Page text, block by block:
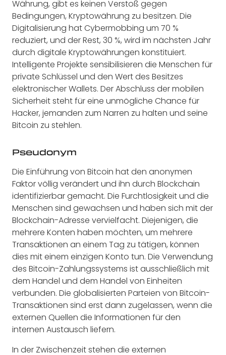
Währung, gibt es keinen Verstoß gegen
Bedingungen, Kryptowährung zu besitzen. Die
Digitalisierung hat Cybermobbing um 70 %
reduziert, und der Rest, 30 %, wird im nächsten Jahr
durch digitale Kryptowährungen konstituiert.
Intelligente Projekte sensibilisieren die Menschen für
private Schlüssel und den Wert des Besitzes
elektronischer Wallets. Der Abschluss der mobilen
Sicherheit steht für eine unmögliche Chance für
Hacker, jemanden zum Narren zu halten und seine
Bitcoin zu stehlen.
Pseudonym
Die Einführung von Bitcoin hat den anonymen
Faktor völlig verändert und ihn durch Blockchain
identifizierbar gemacht. Die Furchtlosigkeit und die
Menschen sind gewachsen und haben sich mit der
Blockchain-Adresse vervielfacht. Diejenigen, die
mehrere Konten haben möchten, um mehrere
Transaktionen an einem Tag zu tätigen, können
dies mit einem einzigen Konto tun. Die Verwendung
des Bitcoin-Zahlungssystems ist ausschließlich mit
dem Handel und dem Handel von Einheiten
verbunden. Die globalisierten Parteien von Bitcoin-
Transaktionen sind erst dann zugelassen, wenn die
externen Quellen die Informationen für den
internen Austausch liefern.
In der Zwischenzeit stehen die externen